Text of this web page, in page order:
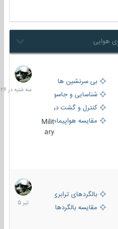
بی سرنشین ها
شناسایی و جاسوسی
کنترل و گشت دریایی
مقایسه هواپیماهاMilit
ary
سه
شنبه
در
بالگردهای ترابری
مقایسه بالگردها
22
تیر
1405